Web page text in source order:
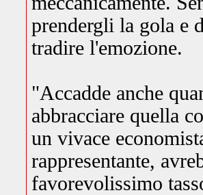
prendergli la gola e
tradire l'emozione.
"Accadde anche
abbracciare quella
un vivace
rappresentante,
favorevolissimo